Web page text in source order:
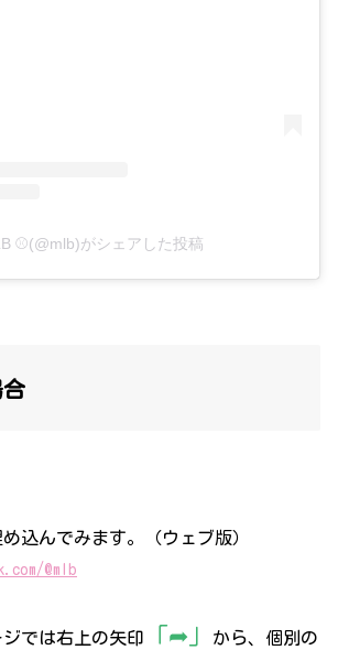
⚾(@mlb)がシェアした投稿
込んでみます。（ウェブ版）
@mlb
では右上の矢印 「➦」 から、個別の